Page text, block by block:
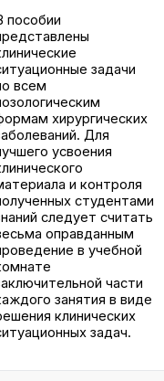
пособии
задачи
всем
хирургических
Для
усвоения
и контроля
студентами
следует считать
оправданным
в учебной
части
занятия в виде
клинических
задач.